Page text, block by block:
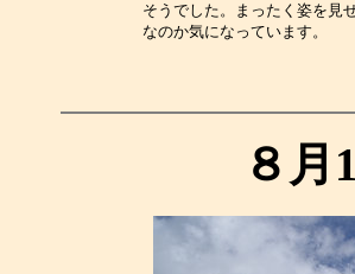
そうでした。まったく姿を見
なのか気
８月